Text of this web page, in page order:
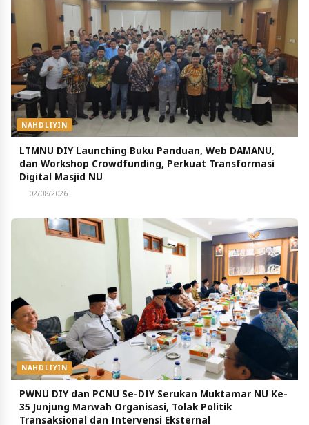
NAHDLIYIN
LTMNU DIY Launching Buku Panduan, Web DAMANU,
dan Workshop Crowdfunding, Perkuat Transformasi
Digital Masjid NU
02/08/2026
NAHDLIYIN
PWNU DIY dan PCNU Se-DIY Serukan Muktamar NU Ke-
35 Junjung Marwah Organisasi, Tolak Politik
Transaksional dan Intervensi Eksternal